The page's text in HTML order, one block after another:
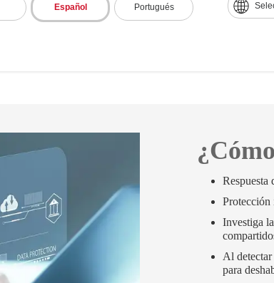
Español Portugués
Respuesta
Protección
Investiga
Al
para